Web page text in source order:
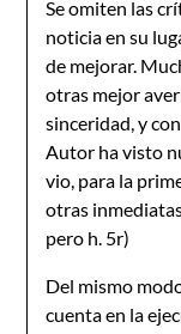
Se omiten las
noticia en su
de mejorar.
otras mejor
sinceridad, y
Autor ha visto
vio, para la
otras
pero h. 5r)
Del mismo
cuenta en la